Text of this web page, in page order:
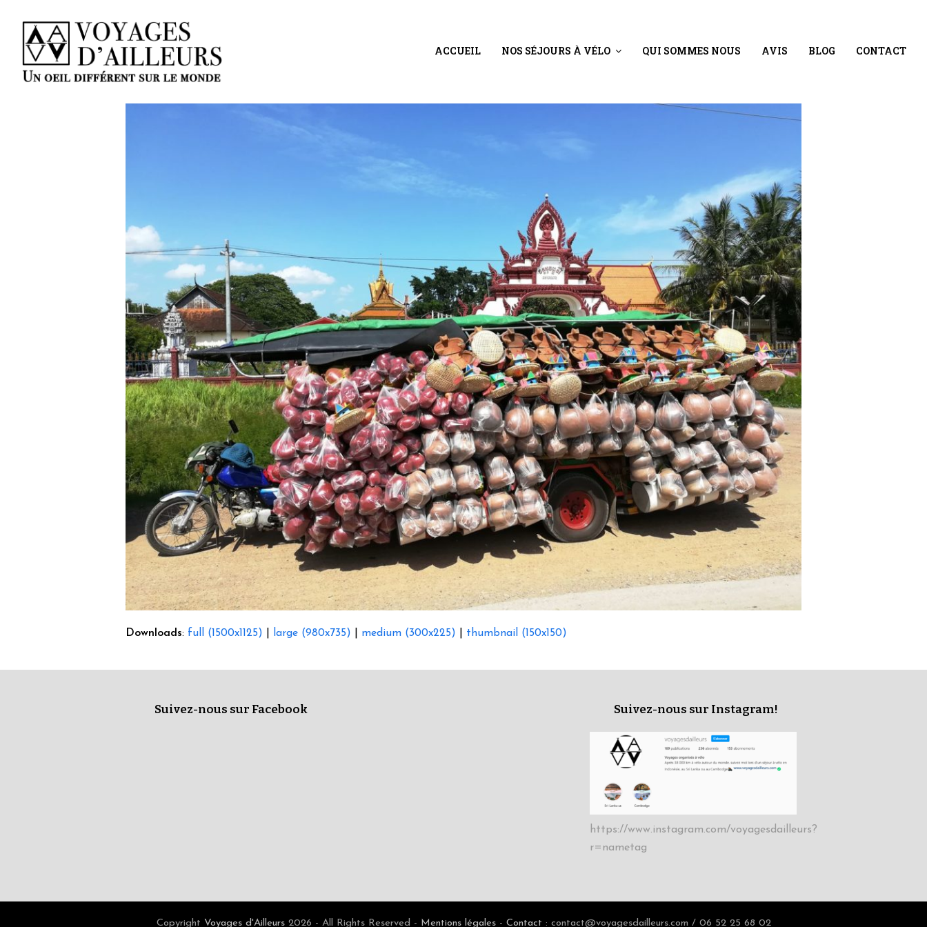
ACCUEIL NOS SÉJOURS À VÉLO QUI SOMMES NOUS AVIS BLOG CONTACT
Downloads: full (1500x1125) large (980x735) medium (300x225) thumbnail (150x150)
Suivez-nous sur Facebook Suivez-nous sur Instagram!
https://www.instagram.com/voyagesdailleurs?
r=nametag
Copyright Voyages d'Ailleurs2026 - All Rights Reserved - Mentions légales- Contact : contact@voyagesdailleurs.com / 06 52 25 68 02